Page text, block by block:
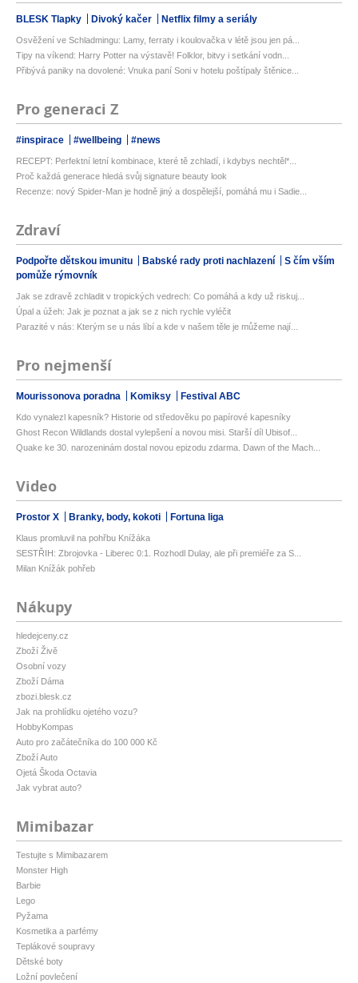
BLESK Tlapky Divoký kačer Netflix filmy a seriály
Osvěžení ve Schladmingu: Lamy, ferraty i koulovačka v létě jsou jen pá...
Tipy na víkend: Harry Potter na výstavě! Folklor, bitvy i setkání vodn...
Přibývá paniky na dovolené: Vnuka paní Soni v hotelu poštípaly štěnice...
Pro generaci Z
#inspirace #wellbeing #news
RECEPT: Perfektní letní kombinace, které tě zchladí, i kdybys nechtěl*...
Proč každá generace hledá svůj signature beauty look
Recenze: nový Spider-Man je hodně jiný a dospělejší, pomáhá mu i Sadie...
Zdraví
Podpořte dětskou imunitu Babské rady proti nachlazení
S čím vším
pomůže rýmovník
Jak se zdravě zchladit v tropických vedrech: Co pomáhá a kdy už riskuj...
Úpal a úžeh: Jak je poznat a jak se z nich rychle vyléčit
Parazité v nás: Kterým se u nás líbí a kde v našem těle je můžeme nají...
Pro nejmenší
Mourissonova poradna Komiksy Festival ABC
Kdo vynalezl kapesník? Historie od středověku po papírové kapesníky
Ghost Recon Wildlands dostal vylepšení a novou misi. Starší díl Ubisof...
Quake ke 30. narozeninám dostal novou epizodu zdarma. Dawn of the Mach...
Video
Prostor X Branky, body, kokoti Fortuna liga
Klaus promluvil na pohřbu Knížáka
SESTŘIH: Zbrojovka - Liberec 0:1. Rozhodl Dulay, ale při premiéře za S...
Milan Knížák pohřeb
Nákupy
hledejceny.cz
Zboží Živě
Osobní vozy
Zboží Dáma
zbozi.blesk.cz
Jak na prohlídku ojetého vozu?
HobbyKompas
Auto pro začátečníka do 100 000 Kč
Zboží Auto
Ojetá Škoda Octavia
Jak vybrat auto?
Mimibazar
Testujte s Mimibazarem
Monster High
Barbie
Lego
Pyžama
Kosmetika a parfémy
Teplákové soupravy
Dětské boty
Ložní povlečení